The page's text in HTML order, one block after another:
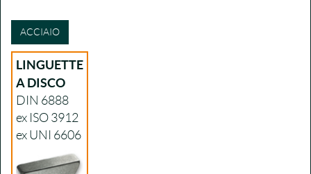
ACCIAIO
LINGUETTE
A DISCO
DIN 6888
ex ISO 3912
ex UNI 6606